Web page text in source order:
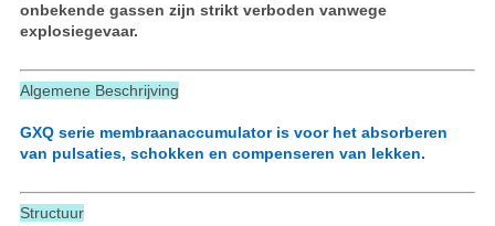
onbekende gassen zijn strikt verboden vanwege
explosiegevaar.
Algemene Beschrijving
GXQ serie membraanaccumulator is voor het absorberen
van pulsaties, schokken en compenseren van lekken.
Structuur